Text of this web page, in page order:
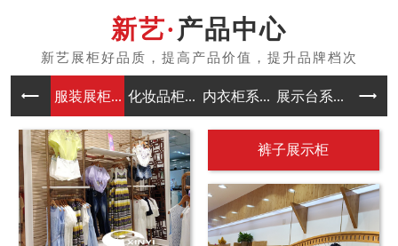
产品中心
服装展柜... 化妆品柜... 内衣柜系... 展示台系... 中岛
裤子展示柜